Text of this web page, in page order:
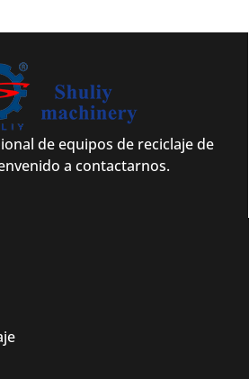
de equipos de reciclaje de
a contactarnos.